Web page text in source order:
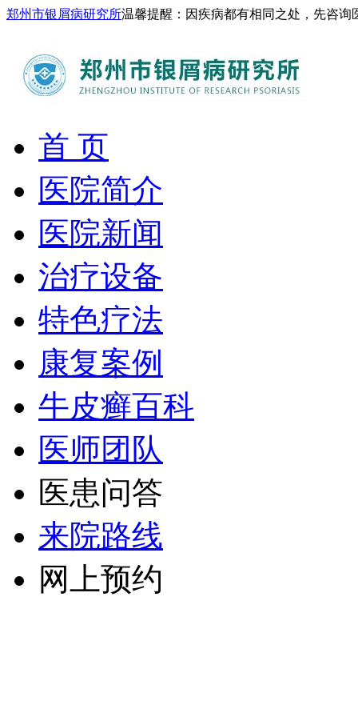
郑州市银屑病研究所温馨提醒：因疾病都有相同之处，先咨
首 页
医院简介
医院新闻
治疗设备
特色疗法
康复案例
牛皮癣百科
医师团队
医患问答
来院路线
网上预约